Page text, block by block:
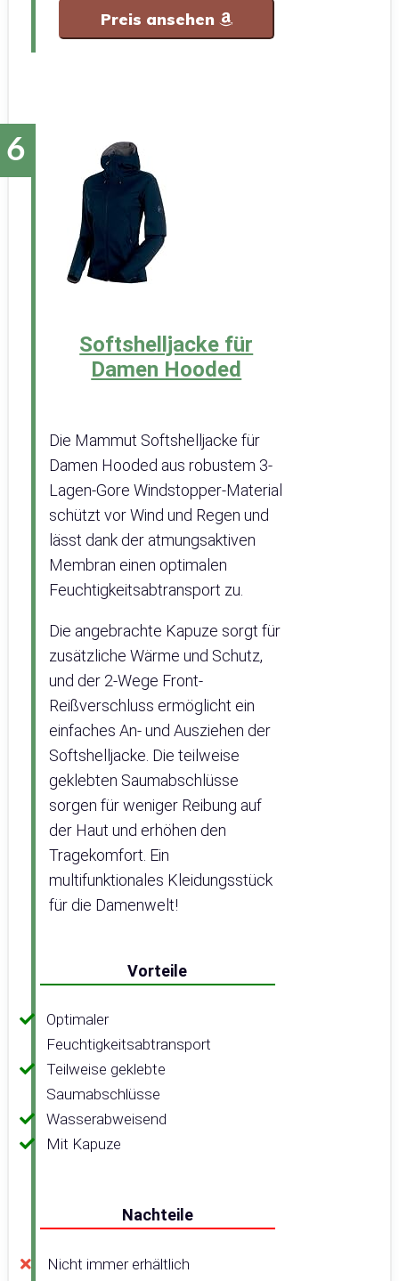
Preis ansehen
Softshelljacke für
Damen Hooded
Die Mammut Softshelljacke für
Damen Hooded aus robustem 3-
Lagen-Gore Windstopper-Material
schützt vor Wind und Regen und
lässt dank der atmungsaktiven
Membran einen optimalen
Feuchtigkeitsabtransport zu.
Die angebrachte Kapuze sorgt für
zusätzliche Wärme und Schutz,
und der 2-Wege Front-
Reißverschluss ermöglicht ein
einfaches An- und Ausziehen der
Softshelljacke. Die teilweise
geklebten Saumabschlüsse
sorgen für weniger Reibung auf
der Haut und erhöhen den
Tragekomfort. Ein
multifunktionales Kleidungsstück
für die Damenwelt!
Vorteile
Optimaler
Feuchtigkeitsabtransport
Teilweise geklebte
Saumabschlüsse
Wasserabweisend
Mit Kapuze
Nachteile
Nicht immer erhältlich